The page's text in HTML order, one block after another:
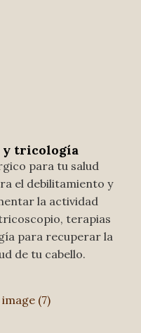
y tricología
para tu salud
el debilitamiento y
la actividad
terapias
para recuperar la
de tu cabello.